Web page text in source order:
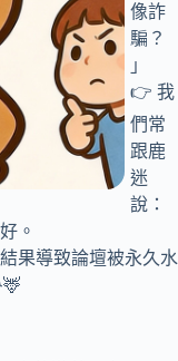
像詐
騙？
」
👉 我
們常
跟鹿
迷
說：
。
果導致論壇被永久水